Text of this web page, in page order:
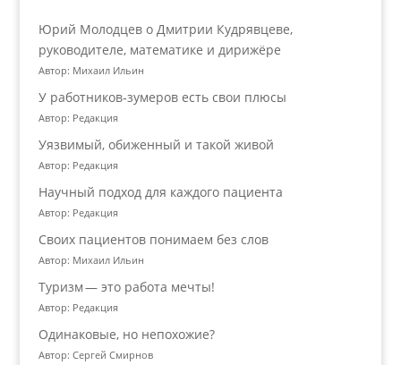
Юрий Молодцев о Дмитрии Кудрявцеве,
руководителе, математике и дирижёре
Автор: Михаил Ильин
У работников‑зумеров есть свои плюсы
Автор: Редакция
Уязвимый, обиженный и такой живой
Автор: Редакция
Научный подход для каждого пациента
Автор: Редакция
Своих пациентов понимаем без слов
Автор: Михаил Ильин
Туризм — это работа мечты!
Автор: Редакция
Одинаковые, но непохожие?
Автор: Сергей Смирнов